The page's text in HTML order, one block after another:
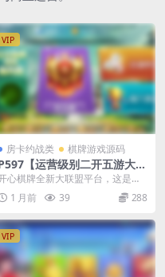
VIP
房卡约战类 棋牌游戏源码
【运营级别二开五游大联
/开心棋牌】2026最新整理
完整服务器组件+双端APP+完
AI机器人+超详细视频教程
心棋牌全新大联盟平台，这是五
游源代码二次开发新游戏UI，经过
次开发改造后，平...
1 月前 39 288
VIP